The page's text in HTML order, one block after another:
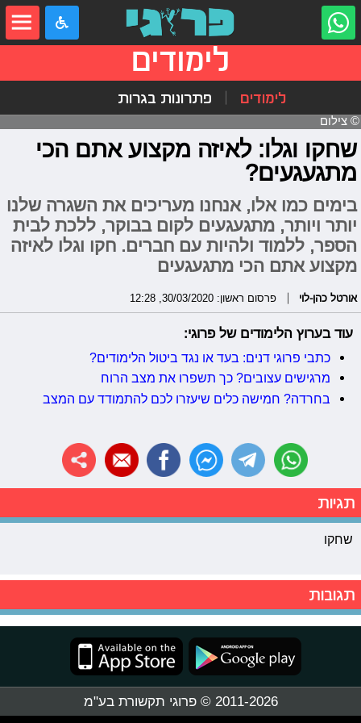
לימודים
לימודים פתרונות בגרות
© צילום
שחקו וגלו: לאיזה מקצוע אתם הכי
מתגעגעים?
בימים כמו אלו, אנחנו מעריכים את השגרה שלנו
יותר ויותר, מתגעגעים לקום בבוקר, ללכת לבית
הספר, ללמוד ולהיות עם חברים. חקו וגלו לאיזה
מקצוע אתם הכי מתגעגעים
אורטל כהן-לוי פרסום ראשון: 30/03/2020, 12:28
עוד בערוץ הלימודים של פרוגי:
כתבי פרוגי דנים: בעד או נגד ביטול הלימודים?
מרגישים עצובים? כך תשפרו את מצב הרוח
בחרדה? חמישה כלים שיעזרו לכם להתמודד עם המצב
תגיות
שחקו
תגובות
2011-2026 © פרוגי תקשורת בע"מ